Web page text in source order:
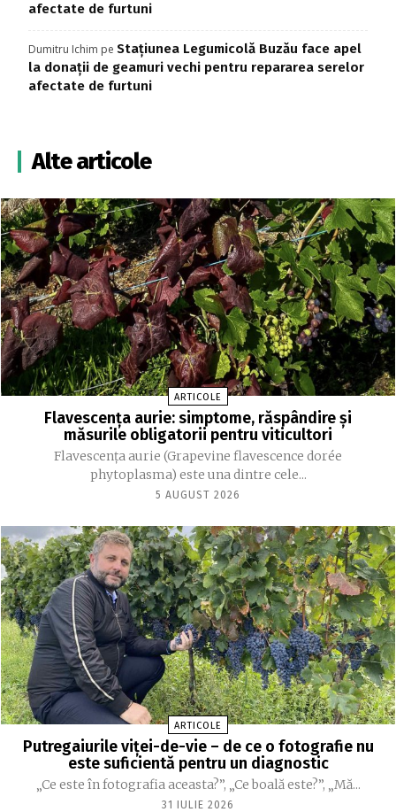
afectate de furtuni
Dumitru Ichim pe Stațiunea Legumicolă Buzău face apel
la donații de geamuri vechi pentru repararea serelor
afectate de furtuni
Alte articole
ARTICOLE
Flavescența aurie: simptome, răspândire și
măsurile obligatorii pentru viticultori
Flavescența aurie (Grapevine flavescence dorée
phytoplasma) este una dintre cele...
5 AUGUST 2026
ARTICOLE
Putregaiurile viței-de-vie – de ce o fotografie nu
este suficientă pentru un diagnostic
„Ce este în fotografia aceasta?”, „Ce boală este?”, „Mă...
31 IULIE 2026